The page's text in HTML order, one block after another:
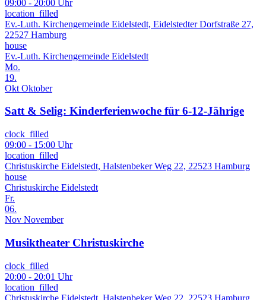
09:00 - 20:00 Uhr
location_filled
Ev.-Luth. Kirchengemeinde Eidelstedt, Eidelstedter Dorfstraße 27,
22527 Hamburg
house
Ev.-Luth. Kirchengemeinde Eidelstedt
Mo.
19.
Okt Oktober
Satt & Selig: Kinderferienwoche für 6-12-Jährige
clock_filled
09:00 - 15:00 Uhr
location_filled
Christuskirche Eidelstedt, Halstenbeker Weg 22, 22523 Hamburg
house
Christuskirche Eidelstedt
Fr.
06.
Nov November
Musiktheater Christuskirche
clock_filled
20:00 - 20:01 Uhr
location_filled
Christuskirche Eidelstedt, Halstenbeker Weg 22, 22523 Hamburg